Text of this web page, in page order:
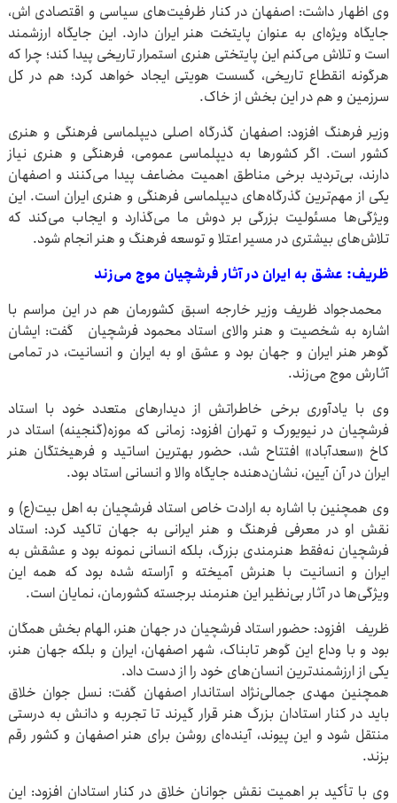
وی اظهار داشت: اصفهان در کنار ظرفیت‌های سیاسی و اقتصادی اش،
جایگاه ویژه‌ای به عنوان پایتخت هنر ایران دارد. این جایگاه ارزشمند
است و تلاش می‌کنم این پایتختی هنری استمرار تاریخی پیدا کند؛ چرا که
هرگونه انقطاع تاریخی، گسست هویتی ایجاد خواهد کرد؛ هم در کل
سرزمین و هم در این بخش از خاک.
وزیر فرهنگ افزود: اصفهان گذرگاه اصلی دیپلماسی فرهنگی و هنری
کشور است. اگر کشورها به دیپلماسی عمومی، فرهنگی و هنری نیاز
دارند، بی‌تردید برخی مناطق اهمیت مضاعف پیدا می‌کنند و اصفهان
یکی از مهم‌ترین گذرگاه‌های دیپلماسی فرهنگی و هنری ایران است. این
ویژگی‌ها مسئولیت بزرگی بر دوش ما می‌گذارد و ایجاب می‌کند که
تلاش‌های بیشتری در مسیر اعتلا و توسعه فرهنگ و هنر انجام شود.
ظریف: عشق به ایران در آثار فرشچیان موج می‌زند
محمدجواد ظریف وزیر خارجه اسبق کشورمان هم در این مراسم با
اشاره به شخصیت و هنر والای استاد محمود فرشچیان گفت: ایشان
گوهر هنر ایران و جهان بود و عشق او به ایران و انسانیت، در تمامی
آثارش موج می‌زند.
وی با یادآوری برخی خاطراتش از دیدارهای متعدد خود با استاد
فرشچیان در نیویورک و تهران افزود: زمانی که موزه(گنجینه) استاد در
کاخ «سعدآباد» افتتاح شد، حضور بهترین اساتید و فرهیختگان هنر
ایران در آن آیین، نشان‌دهنده جایگاه والا و انسانی استاد بود.
وی همچنین با اشاره به ارادت خاص استاد فرشچیان به اهل بیت(ع) و
نقش او در معرفی فرهنگ و هنر ایرانی به جهان تاکید کرد: استاد
فرشچیان نه‌فقط هنرمندی بزرگ، بلکه انسانی نمونه بود و عشقش به
ایران و انسانیت با هنرش آمیخته و آراسته شده بود که همه این‌
ویژگی‌ها در آثار بی‌نظیر این هنرمند برجسته کشورمان، نمایان است.
ظریف افزود: حضور استاد فرشچیان در جهان هنر، الهام بخش همگان
بود و با وداع این گوهر تابناک، شهر اصفهان، ایران و بلکه جهان هنر،
یکی از ارزشمندترین انسان‌های خود را از دست داد.
همچنین مهدی جمالی‌نژاد استاندار اصفهان گفت: نسل جوان خلاق
باید در کنار استادان بزرگ هنر قرار گیرند تا تجربه و دانش به درستی
منتقل شود و این پیوند، آینده‌ای روشن برای هنر اصفهان و کشور رقم
بزند.
وی با تأکید بر اهمیت نقش جوانان خلاق در کنار استادان افزود: این